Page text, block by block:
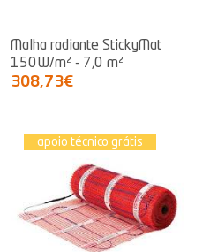
Malha radiante StickyMat
150W/m² - 7,0 m²
308,73€
apoio técnico grátis